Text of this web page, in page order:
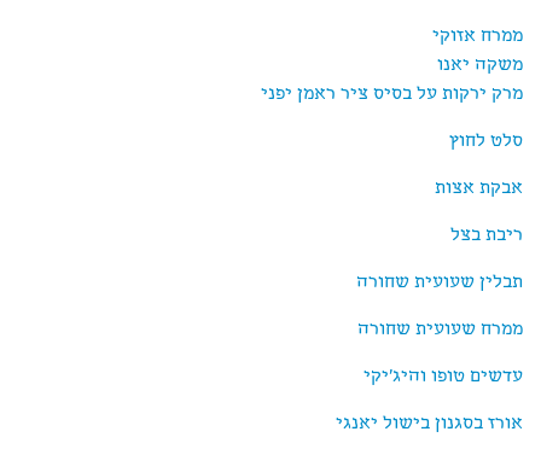
ממרח אזוקי
משקה יאנו
מרק ירקות על בסיס ציר ראמן יפני
סלט לחוץ
אבקת אצות
ריבת בצל
תבלין שעועית שחורה
ממרח שעועית שחורה
עדשים טופו והיג'יקי
אורז בסגנון בישול יאנגי